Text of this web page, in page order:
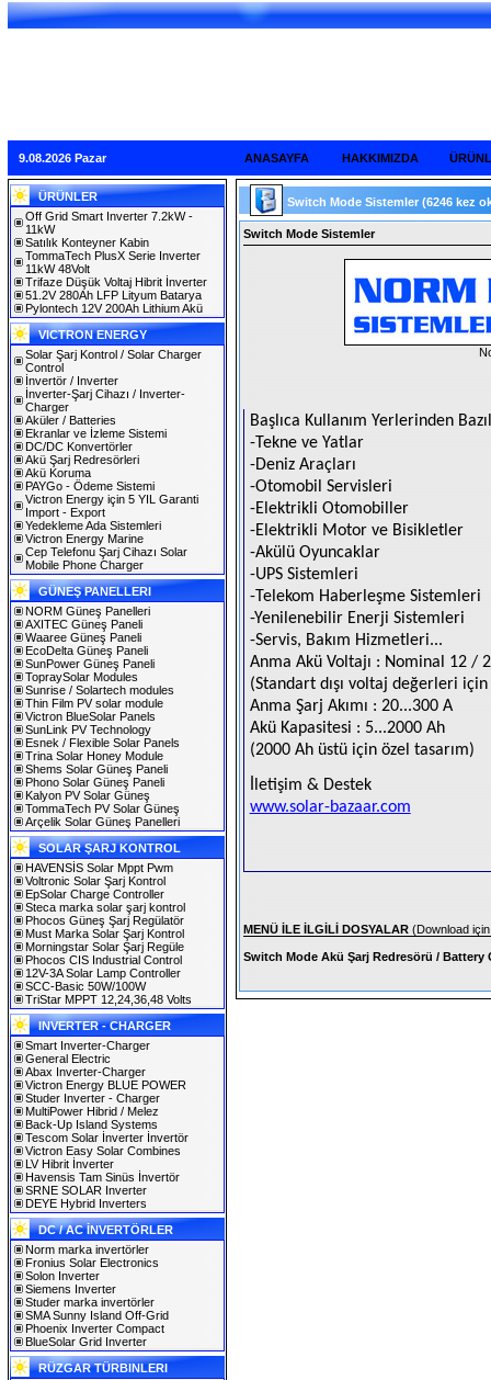
9.08.2026 Pazar ANASAYFA HAKKIMIZDA
ÜRÜNLER
Off Grid Smart Inverter 7.2kW -
11kW
Satılık Konteyner Kabin
TommaTech PlusX Serie Inverter
11kW 48Volt
Trifaze Düşük Voltaj Hibrit İnverter
51.2V 280Ah LFP Lityum Batarya
Pylontech 12V 200Ah Lithium Akü
VICTRON ENERGY
Solar Şarj Kontrol / Solar Charger
Control
İnvertör / Inverter
İnverter-Şarj Cihazı / Inverter-
Charger
Aküler / Batteries
Ekranlar ve İzleme Sistemi
DC/DC Konvertörler
Akü Şarj Redresörleri
Akü Koruma
PAYGo - Ödeme Sistemi
Victron Energy için 5 YIL Garanti
Import - Export
Yedekleme Ada Sistemleri
Victron Energy Marine
Cep Telefonu Şarj Cihazı Solar
Mobile Phone Charger
GÜNEŞ PANELLERI
NORM Güneş Panelleri
AXITEC Güneş Paneli
Waaree Güneş Paneli
EcoDelta Güneş Paneli
SunPower Güneş Paneli
TopraySolar Modules
Sunrise / Solartech modules
Thin Film PV solar module
Victron BlueSolar Panels
SunLink PV Technology
Esnek / Flexible Solar Panels
Trina Solar Honey Module
Shems Solar Güneş Paneli
Phono Solar Güneş Paneli
Kalyon PV Solar Güneş
TommaTech PV Solar Güneş
Arçelik Solar Güneş Panelleri
SOLAR ŞARJ KONTROL
HAVENSİS Solar Mppt Pwm
Voltronic Solar Şarj Kontrol
EpSolar Charge Controller
Steca marka solar şarj kontrol
Phocos Güneş Şarj Regülatör
Must Marka Solar Şarj Kontrol
Morningstar Solar Şarj Regüle
Phocos CIS Industrial Control
12V-3A Solar Lamp Controller
SCC-Basic 50W/100W
TriStar MPPT 12,24,36,48 Volts
INVERTER - CHARGER
Smart Inverter-Charger
General Electric
Abax Inverter-Charger
Victron Energy BLUE POWER
Studer Inverter - Charger
MultiPower Hibrid / Melez
Back-Up Island Systems
Tescom Solar İnverter İnvertör
Victron Easy Solar Combines
LV Hibrit İnverter
Havensis Tam Sinüs İnvertör
SRNE SOLAR Inverter
DEYE Hybrid Inverters
DC / AC İNVERTÖRLER
Norm marka invertörler
Fronius Solar Electronics
Solon Inverter
Siemens Inverter
Studer marka invertörler
SMA Sunny Island Off-Grid
Phoenix Inverter Compact
BlueSolar Grid Inverter
RÜZGAR TÜRBINLERI
Switch Mode Sistemler (6246 kez
Switch Mode Sistemler
Başlıca Kullanım Yerlerinden
-Tekne ve Yatlar
-Deniz Araçları
-Otomobil Servisleri
-Elektrikli Otomobiller
-Elektrikli Motor ve Bisikletler
-Akülü Oyuncaklar
-UPS Sistemleri
-Telekom Haberleşme Sistemleri
-Yenilenebilir Enerji Sistemleri
-Servis, Bakım Hizmetleri...
Anma Akü Voltajı : Nominal 12
(Standart dışı voltaj değerleri
Anma Şarj Akımı : 20...300 A
Akü Kapasitesi : 5...2000 Ah
(2000 Ah üstü için özel tasarım)
İletişim & Destek
www.solar-bazaar.com
MENÜ İLE İLGİLİ DOSYALAR (Download
Switch Mode Akü Şarj Redresörü / Battery